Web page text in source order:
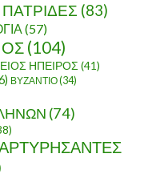
(83)
(57)
(104)
ΗΠΕΙΡΟΣ (41)
ΒΥΖΑΝΤΙΟ(34)
(74)